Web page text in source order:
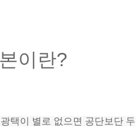
이란?
택이 별로 없으면 공단보단 두